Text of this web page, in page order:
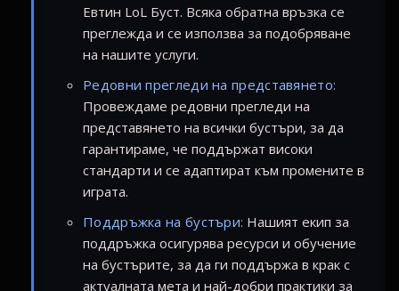
Евтин LoL Буст. Всяка обратна връзка се
преглежда и се използва за подобряване
на нашите услуги.
Редовни прегледи на представянето:
Провеждаме редовни прегледи на
представянето на всички бустъри, за да
гарантираме, че поддържат високи
стандарти и се адаптират към промените в
играта.
Поддръжка на бустъри: Нашият екип за
поддръжка осигурява ресурси и обучение
на бустърите, за да ги поддържа в крак с
актуалната мета и най-добри практики за